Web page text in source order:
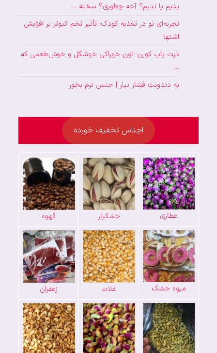
بدیم یا ندیم؟ آخه چطوری؟ سخته …
تجربه‌ای نو در تغذیه کودک: تأثیر تخم کبوتر بر افزایش
اشتها
ذرت پاپ کورن؛ اون خوراکی خوشگل و خوش‌طعمی که
…
به دندونت فشار نیار | جنس نرم بخور
اجناس تخفیف خورده
عطاری خشکبار قهوه
میوه خشک غلات زعفران